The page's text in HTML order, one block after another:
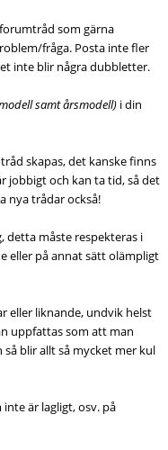
som gärna
fråga. Posta inte fler
inte blir några dubbletter.
samt årsmodell) i din
skapas, det kanske finns
jobbigt och kan ta tid, så det
nya trådar också!
detta måste respekteras i
eller på annat sätt olämpligt
eller liknande, undvik helst
uppfattas som att man
blir allt så mycket mer kul
är lagligt, osv. på